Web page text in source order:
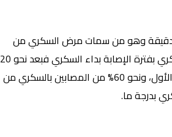
الدقيقة وهو من سمات مرض السكري من
النمطين الأول والثاني على حد سواء، حيث يرتبط انتشار اعتلال الشبكية السكري بفترة الإصابة بداء السكري فبعد نحو 20
عامًا من الإصابة بالسكري، نجد أن كل المصابين تقريبًا بالسكري من النوع الأول، ونحو 60% من المصابين بالسكري من
بدرجة ما.